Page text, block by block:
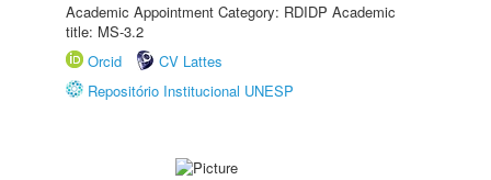
Academic Appointment Category: RDIDP Academic
title: MS-3.2
Orcid
CV Lattes
Repositório Institucional UNESP